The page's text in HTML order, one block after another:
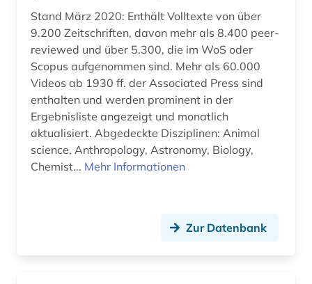
digitalisierung (1)
din-en-iso-norm (1)
din-iso-norm (1)
discovery service (1)
discovery system (1)
dynamik des ozeanbodens (1)
Stand März 2020: Enthält Volltexte von über
9.200 Zeitschriften, davon mehr als 8.400 peer-
reviewed und über 5.300, die im WoS oder
Scopus aufgenommen sind. Mehr als 60.000
Videos ab 1930 ff. der Associated Press sind
enthalten und werden prominent in der
Ergebnisliste angezeigt und monatlich
aktualisiert. Abgedeckte Disziplinen: Animal
science, Anthropology, Astronomy, Biology,
Chemist... Mehr Informationen
Zur Datenbank